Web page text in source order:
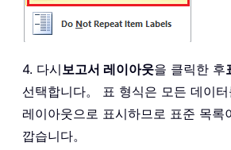
4. 다시보고서 레이아웃을 클릭한 후
선택합니다。 표 형식은 모든 데이
레이아웃으로 표시하므로 표준 목록
깝습니다。